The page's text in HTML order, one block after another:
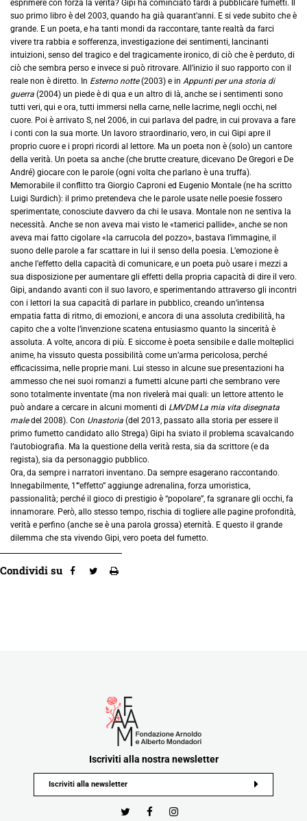
esprimere con forza la verità? Gipi ha cominciato tardi a pubblicare fumetti. Il
suo primo libro è del 2003, quando ha già quarant’anni. E si vede subito che è
grande. E un poeta, e ha tanti mondi da raccontare, tante realtà da farci
vivere tra rabbia e sofferenza, investigazione dei sentimenti, lancinanti
intuizioni, senso del tragico e del tragicamente ironico, di ciò che è perduto, di
ciò che sembra perso e invece si può ritrovare. All’inizio il suo rapporto con il
reale non è diretto. In Esterno notte(2003) e in Appunti per una storia di
guerra (2004) un piede è di qua e un altro di là, anche se i sentimenti sono
tutti veri, qui e ora, tutti immersi nella carne, nelle lacrime, negli occhi, nel
cuore. Poi è arrivato S, nel 2006, in cui parlava del padre, in cui provava a fare
i conti con la sua morte. Un lavoro straordinario, vero, in cui Gipi apre il
proprio cuore e i propri ricordi al lettore. Ma un poeta non è (solo) un cantore
della verità. Un poeta sa anche (che brutte creature, dicevano De Gregori e De
André) giocare con le parole (ogni volta che parlano è una truffa).
Memorabile il conflitto tra Giorgio Caproni ed Eugenio Montale (ne ha scritto
Luigi Surdich): il primo pretendeva che le parole usate nelle poesie fossero
sperimentate, conosciute davvero da chi le usava. Montale non ne sentiva la
necessità. Anche se non aveva mai visto le «tamerici pallide», anche se non
aveva mai fatto cigolare «la carrucola del pozzo», bastava l’immagine, il
suono delle parole a far scattare in lui il senso della poesia. L’emozione è
anche l’effetto della capacità di comunicare, e un poeta può usare i mezzi a
sua disposizione per aumentare gli effetti della propria capacità di dire il vero.
Gipi, andando avanti con il suo lavoro, e sperimentando attraverso gli incontri
con i lettori la sua capacità di parlare in pubblico, creando un’intensa
empatia fatta di ritmo, di emozioni, e ancora di una assoluta credibilità, ha
capito che a volte l’invenzione scatena entusiasmo quanto la sincerità è
assoluta. A volte, ancora di più. E siccome è poeta sensibile e dalle molteplici
anime, ha vissuto questa possibilità come un’arma pericolosa, perché
efficacissima, nelle proprie mani. Lui stesso in alcune sue presentazioni ha
ammesso che nei suoi romanzi a fumetti alcune parti che sembrano vere
sono totalmente inventate (ma non rivelerà mai quali: un lettore attento le
può andare a cercare in alcuni momenti di LMVDM La mia vita disegnata
maledel 2008). Con Unastoria (del 2013, passato alla storia per essere il
primo fumetto candidato allo Strega) Gipi ha sviato il problema scavalcando
l’autobiografia. Ma la questione della verità resta, sia da scrittore (e da
regista), sia da personaggio pubblico.
Ora, da sempre i narratori inventano. Da sempre esagerano raccontando.
Innegabilmente, 1’“effetto” aggiunge adrenalina, forza umoristica,
passionalità; perché il gioco di prestigio è “popolare”, fa sgranare gli occhi, fa
innamorare. Però, allo stesso tempo, rischia di togliere alle pagine profondità,
verità e perfino (anche se è una parola grossa) eternità. E questo il grande
dilemma che sta vivendo Gipi, vero poeta del fumetto.
Condividi su
Iscriviti alla nostra newsletter